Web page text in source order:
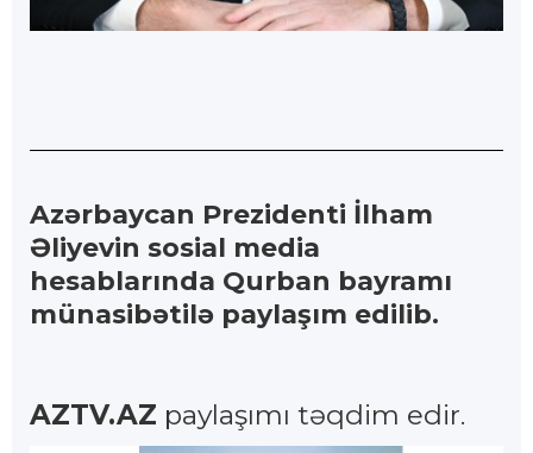
Azərbaycan Prezidenti İlham
Əliyevin sosial media
hesablarında Qurban bayramı
münasibətilə paylaşım edilib.
AZTV.AZ paylaşımı təqdim edir.